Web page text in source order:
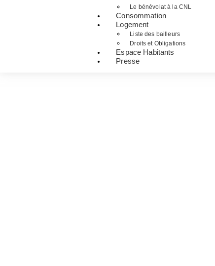
Le bénévolat à la CNL
Consommation
Logement
Liste des bailleurs
Droits et Obligations
Espace Habitants
Presse